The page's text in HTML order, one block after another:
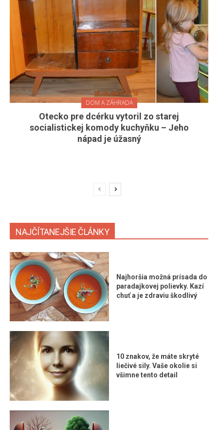
DOM A ZÁHRADA
Otecko pre dcérku vytoril zo starej
socialistickej komody kuchyňku – Jeho
nápad je úžasný
NAJČÍTANEJŠIE ČLÁNKY
Najhoršia možná prísada do
paradajkovej polievky. Kazí
chuť a je zdraviu škodlivý
10 znakov, že máte skryté
liečivé sily. Vaše okolie si
všimne tento detail